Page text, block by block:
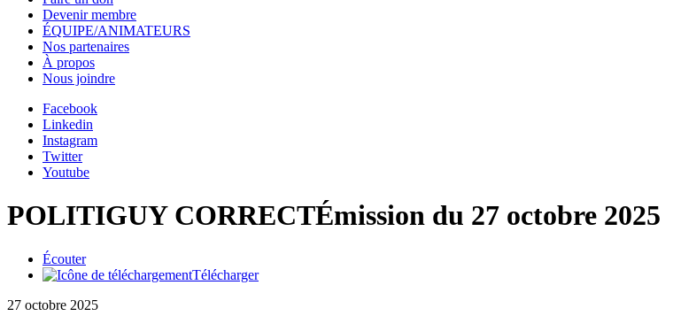
Devenir membre
ÉQUIPE/ANIMATEURS
Nos partenaires
À propos
Nous joindre
Facebook
Linkedin
Instagram
Twitter
Youtube
POLITIGUY CORRECTÉmission du 27 octobre 2025
Écouter
Télécharger
27 octobre 2025